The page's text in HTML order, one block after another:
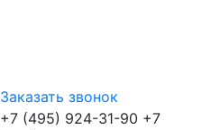
Заказать звонок
+7 (495) 924-31-90 +7